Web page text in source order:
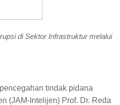
di Sektor Infrastruktur melalui
tindak pidana
(JAM-Intelijen) Prof. Dr. Reda